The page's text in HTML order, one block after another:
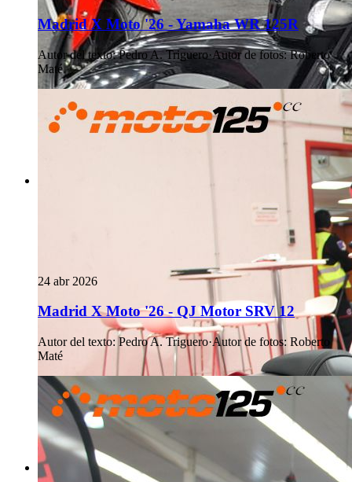
Madrid X Moto '26 - Yamaha WR 125R
Autor del texto: Pedro A. Triguero· Autor de fotos: Roberto
Maté
24 abr 2026
Madrid X Moto '26 - QJ Motor SRV 12
Autor del texto: Pedro A. Triguero·Autor de fotos: Roberto
Maté